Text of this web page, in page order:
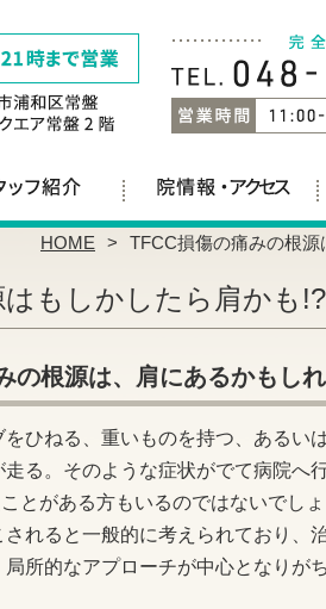
HOME TFCC損傷の痛みの根
もしかしたら肩かも!?
の根源は、肩にあるかもし
ひねる、重いものを持つ、あるい
る。そのような症状がでて病院へ
とがある方もいるのではないでし
れると一般的に考えられており、
所的なアプローチが中心となりがち